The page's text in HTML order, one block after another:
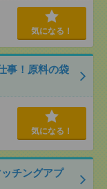
気になる！
事！原料の袋
気になる！
チングアプ